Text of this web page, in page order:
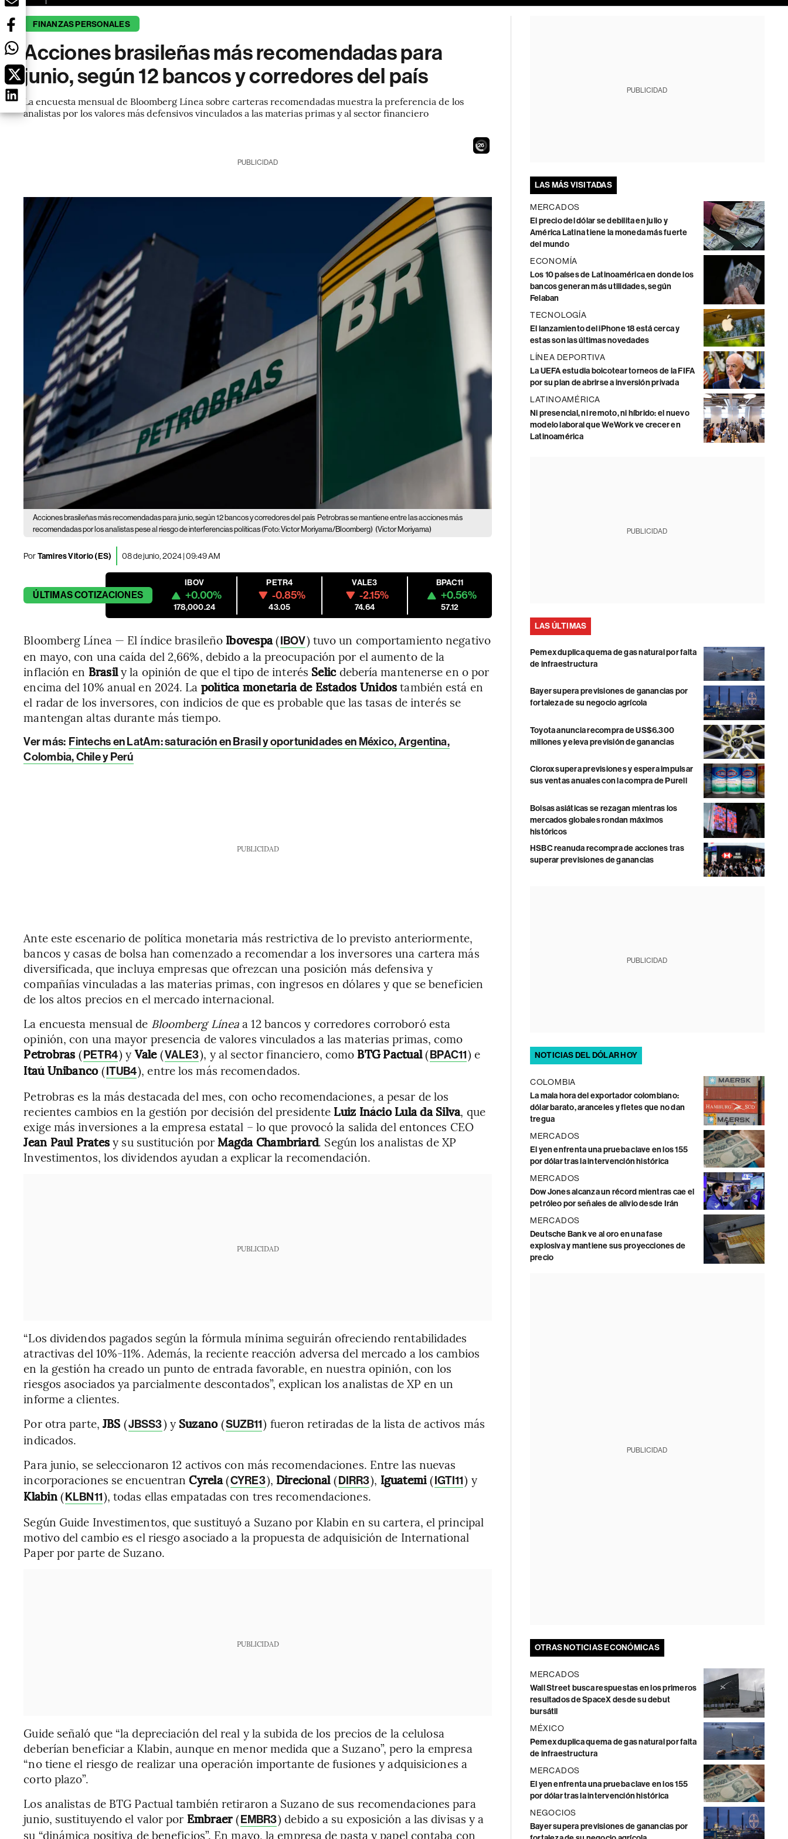
FINANZAS PERSONALES
Acciones brasileñas más recomendadas para
junio, según 12 bancos y corredores del país
La encuesta mensual de Bloomberg Línea sobre carteras recomendadas muestra la preferencia de los
analistas por los valores más defensivos vinculados a las materias primas y al sector financiero
25
PUBLICIDAD
Acciones brasileñas más recomendadas para junio, según 12 bancos y corredores del país Petrobras se mantiene entre las acciones más
recomendadas por los analistas pese al riesgo de interferencias políticas (Foto: Victor Moriyama/Bloomberg) (Victor Moriyama)
PorTamires Vitorio (ES) 08 de junio, 2024 | 09:49 AM
ÚLTIMASCOTIZACIONES
IBOV
+0.00%
178,000.24
PETR4
-0.85%
43.05
VALE3
-2.15%
74.64
BPAC11
+0.56%
57.12
Bloomberg Línea — El índice brasileño Ibovespa(IBOV) tuvo un comportamiento negativo
en mayo, con una caída del 2,66%, debido a la preocupación por el aumento de la
inflación en Brasily la opinión de que el tipo de interés Selicdebería mantenerse en o por
encima del 10% anual en 2024. La política monetaria de Estados Unidostambién está en
el radar de los inversores, con indicios de que es probable que las tasas de interés se
mantengan altas durante más tiempo.
Ver más: Fintechs en LatAm: saturación en Brasil y oportunidades en México, Argentina,
Colombia, Chile y Perú
PUBLICIDAD
Ante este escenario de política monetaria más restrictiva de lo previsto anteriormente,
bancos y casas de bolsa han comenzado a recomendar a los inversores una cartera más
diversificada, que incluya empresas que ofrezcan una posición más defensiva y
compañías vinculadas a las materias primas, con ingresos en dólares y que se beneficien
de los altos precios en el mercado internacional.
La encuesta mensual de Bloomberg Líneaa 12 bancos y corredores corroboró esta
opinión, con una mayor presencia de valores vinculados a las materias primas, como
Petrobras (PETR4) yVale(VALE3), y al sector financiero, como BTG Pactual(BPAC11) e
Itaú Unibanco(ITUB4), entre los más recomendados.
Petrobras es la más destacada del mes, con ocho recomendaciones, a pesar de los
recientes cambios en la gestión por decisión del presidente Luiz Inácio Lula da Silva, que
exige más inversiones a la empresa estatal – lo que provocó la salida del entonces CEO
Jean Paul Pratesy su sustitución porMagda Chambriard. Según los analistas de XP
Investimentos, los dividendos ayudan a explicar la recomendación.
PUBLICIDAD
“Los dividendos pagados según la fórmula mínima seguirán ofreciendo rentabilidades
atractivas del 10%-11%. Además, la reciente reacción adversa del mercado a los cambios
en la gestión ha creado un punto de entrada favorable, en nuestra opinión, con los
riesgos asociados ya parcialmente descontados”, explican los analistas de XP en un
informe a clientes.
Por otra parte, JBS (JBSS3) y Suzano(SUZB11) fueron retiradas de la lista de activos más
indicados.
Para junio, se seleccionaron 12 activos con más recomendaciones. Entre las nuevas
incorporaciones se encuentranCyrela(CYRE3), Direcional(DIRR3), Iguatemi(IGTI11) y
Klabin(KLBN11), todas ellas empatadas con tres recomendaciones.
Según Guide Investimentos, que sustituyó a Suzano por Klabin en su cartera, el principal
motivo del cambio es el riesgo asociado a la propuesta de adquisición de International
Paper por parte de Suzano.
PUBLICIDAD
Guide señaló que “la depreciación del real y la subida de los precios de la celulosa
deberían beneficiar a Klabin, aunque en menor medida que a Suzano”, pero la empresa
“no tiene el riesgo de realizar una operación importante de fusiones y adquisiciones a
corto plazo”.
Los analistas de BTG Pactual también retiraron a Suzano de sus recomendaciones para
junio, sustituyendo el valor por Embraer(EMBR3) debido a su exposición a las divisas y a
su “dinámica positiva de beneficios”. En mayo, la empresa de pasta y papel contaba con
PUBLICIDAD
LAS MÁS VISITADAS
MERCADOS
El precio del dólar se debilita en julio y
América Latina tiene la moneda más fuerte
del mundo
ECONOMÍA
Los 10 países de Latinoamérica en donde los
bancos generan más utilidades, según
Felaban
TECNOLOGÍA
El lanzamiento del iPhone 18 está cerca y
estas son las últimas novedades
LÍNEA DEPORTIVA
La UEFA estudia boicotear torneos de la FIFA
por su plan de abrirse a inversión privada
LATINOAMÉRICA
Ni presencial, ni remoto, ni híbrido: el nuevo
modelo laboral que WeWork ve crecer en
Latinoamérica
PUBLICIDAD
LAS ÚLTIMAS
Pemex duplica quema de gas natural por falta
de infraestructura
Bayer supera previsiones de ganancias por
fortaleza de su negocio agrícola
Toyota anuncia recompra de US$6.300
millones y eleva previsión de ganancias
Clorox supera previsiones y espera impulsar
sus ventas anuales con la compra de Purell
Bolsas asiáticas se rezagan mientras los
mercados globales rondan máximos
históricos
HSBC reanuda recompra de acciones tras
superar previsiones de ganancias
PUBLICIDAD
NOTICIAS DEL DÓLAR HOY
COLOMBIA
La mala hora del exportador colombiano:
dólar barato, aranceles y fletes que no dan
tregua
MERCADOS
El yen enfrenta una prueba clave en los 155
por dólar tras la intervención histórica
MERCADOS
Dow Jones alcanza un récord mientras cae el
petróleo por señales de alivio desde Irán
MERCADOS
Deutsche Bank ve al oro en una fase
explosiva y mantiene sus proyecciones de
precio
PUBLICIDAD
OTRAS NOTICIAS ECONÓMICAS
MERCADOS
Wall Street busca respuestas en los primeros
resultados de SpaceX desde su debut
bursátil
MÉXICO
Pemex duplica quema de gas natural por falta
de infraestructura
MERCADOS
El yen enfrenta una prueba clave en los 155
por dólar tras la intervención histórica
NEGOCIOS
Bayer supera previsiones de ganancias por